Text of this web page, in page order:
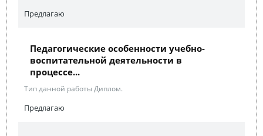
Предлагаю
Педагогические особенности учебно-
воспитательной деятельности в
процессе...
Тип данной работы Диплом.
Предлагаю